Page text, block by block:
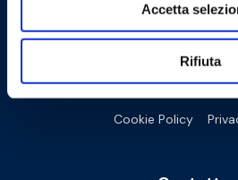
Accetta
Rifiuta
Cookie Policy